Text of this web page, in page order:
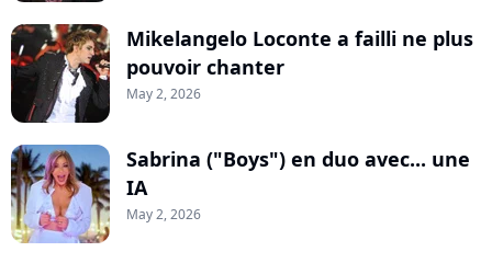
Mikelangelo Loconte a failli ne plus
pouvoir chanter
May 2, 2026
Sabrina ("Boys") en duo avec... une
IA
May 2, 2026